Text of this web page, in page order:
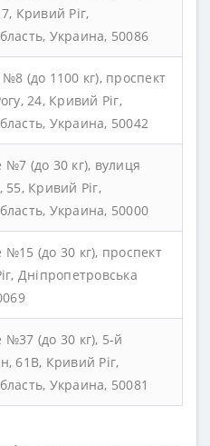
Кривий Ріг,
Украина, 50086
(до 1100 кг), проспект
24, Кривий Ріг,
Украина, 50042
(до 30 кг), вулиця
55, Кривий Ріг,
Украина, 50000
(до 30 кг), проспект
Дніпропетровська
№37 (до 30 кг), 5-й
61В, Кривий Ріг,
Украина, 50081